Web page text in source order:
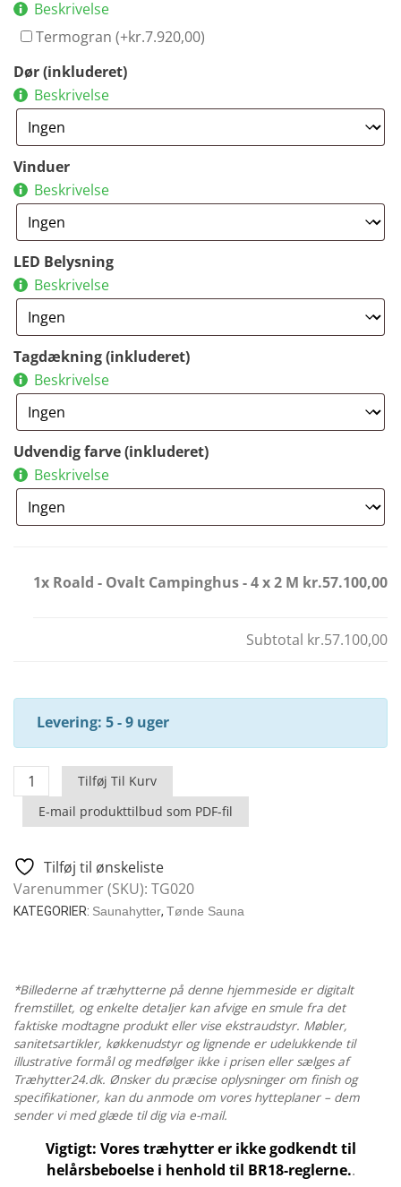
Beskrivelse
Termogran (+kr.7.920,00)
Dør (inkluderet)
Beskrivelse
Vinduer
Beskrivelse
LED Belysning
Beskrivelse
Tagdækning (inkluderet)
Beskrivelse
Udvendig farve (inkluderet)
Beskrivelse
1x Roald - Ovalt Campinghus - 4 x 2 M kr.57.100,00
Subtotal kr.57.100,00
Levering: 5 - 9 uger
Roald
-
Ovalt
-
4
x
Tilføj Til Kurv
E-mail produkttilbud som PDF-fil
Tilføj til ønskeliste
Varenummer (SKU): TG020
KATEGORIER: Saunahytter, Tønde Sauna
*Billederne af træhytterne på denne hjemmeside er digitalt
fremstillet, og enkelte detaljer kan afvige en smule fra det
faktiske modtagne produkt eller vise ekstraudstyr. Møbler,
sanitetsartikler, køkkenudstyr og lignende er udelukkende til
illustrative formål og medfølger ikke i prisen eller sælges af
Træhytter24.dk. Ønsker du præcise oplysninger om finish og
specifikationer, kan du anmode om vores hytteplaner – dem
sender vi med glæde til dig via e-mail.
Vigtigt: Vores træhytter er ikke godkendt til
helårsbeboelse i henhold til BR18-reglerne..